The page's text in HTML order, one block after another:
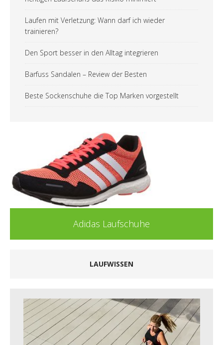
Laufen mit Verletzung: Wann darf ich wieder
trainieren?
Den Sport besser in den Alltag integrieren
Barfuss Sandalen – Review der Besten
Beste Sockenschuhe die Top Marken vorgestellt
Adidas Laufschuhe
LAUFWISSEN